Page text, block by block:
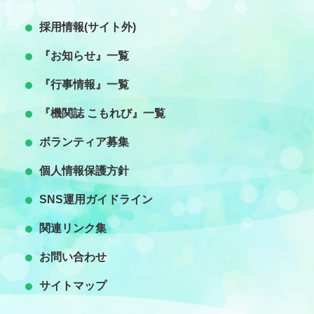
採用情報(サイト外)
『お知らせ』一覧
『行事情報』一覧
『機関誌 こもれび』一覧
ボランティア募集
個人情報保護方針
SNS運用ガイドライン
関連リンク集
お問い合わせ
サイトマップ